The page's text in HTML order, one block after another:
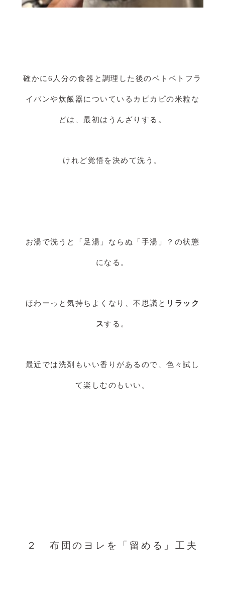
確かに6人分の食器と調理した後のベトベトフラ
イパンや炊飯器についているカピカピの米粒な
どは、最初はうんざりする。
けれど覚悟を決めて洗う。
お湯で洗うと「足湯」ならぬ「手湯」？の状態
になる。
ほわーっと気持ちよくなり、不思議と リラック
スする。
最近では洗剤もいい香りがあるので、色々試し
て楽しむのもいい。
２ 布団のヨレを「留める」工夫